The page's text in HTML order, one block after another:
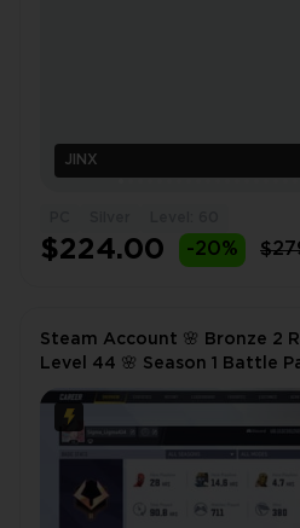
JINX
$224.00 -20%
Steam Account 🌸 Bronze 2
Level 44 🌸 Season 1 Battle